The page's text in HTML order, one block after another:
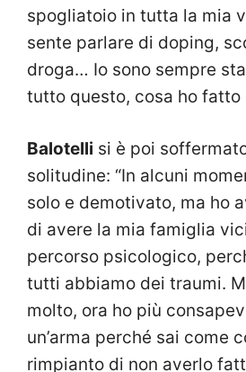
spogliatoio in tutta la mia
sente parlare di doping,
droga… Io sono sempre
tutto questo, cosa ho fatto
Balotelli si è poi
solitudine: “In alcuni
solo e demotivato, ma ho
di avere la mia famiglia
percorso psicologico,
tutti abbiamo dei traumi.
molto, ora ho più
un’arma perché sai come
rimpianto di non averlo